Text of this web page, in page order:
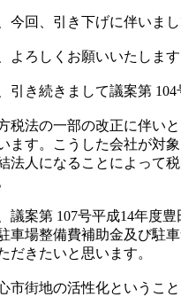
今回、引き下げに伴いま
ろしくお願いいたします
引き続きまして議案第
税法の一部の改正に伴い
ます。こうした会社が対
法人になることによって
議案第 107号平成14年度
車場整備費補助金及び駐
だきたいと思います。
市街地の活性化というこ